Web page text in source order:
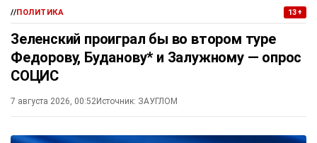
//ПОЛИТИКА 13+
Зеленский проиграл бы во втором туре
Федорову, Буданову* и Залужному — опрос
СОЦИС
7 августа 2026, 00:52Источник: ЗАУГЛОМ